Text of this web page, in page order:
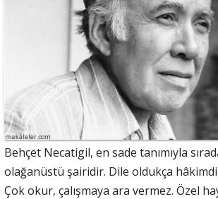
Behçet Necatigil, en sade tanımıyla
olağanüstü şairidir. Dile oldukça
Çok okur, çalışmaya ara vermez. Özel